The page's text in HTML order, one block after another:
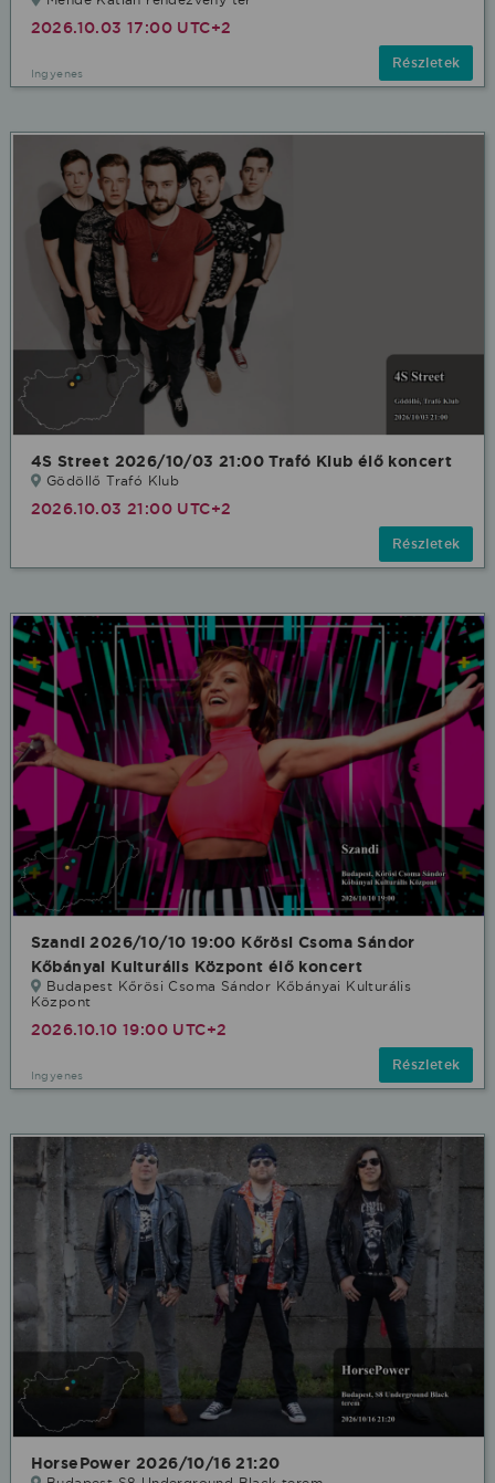
2026.10.03 17:00 UTC+2
Ingyenes
Részletek
4S Street 2026/10/03 21:00 Trafó Klub élő koncert
Gödöllő Trafó Klub
2026.10.03 21:00 UTC+2
Részletek
Szandi 2026/10/10 19:00 Kőrösi Csoma Sándor
Kőbányai Kulturális Központ élő koncert
Budapest Kőrösi Csoma Sándor Kőbányai Kulturális
Központ
2026.10.10 19:00 UTC+2
Ingyenes
Részletek
HorsePower 2026/10/16 21:20